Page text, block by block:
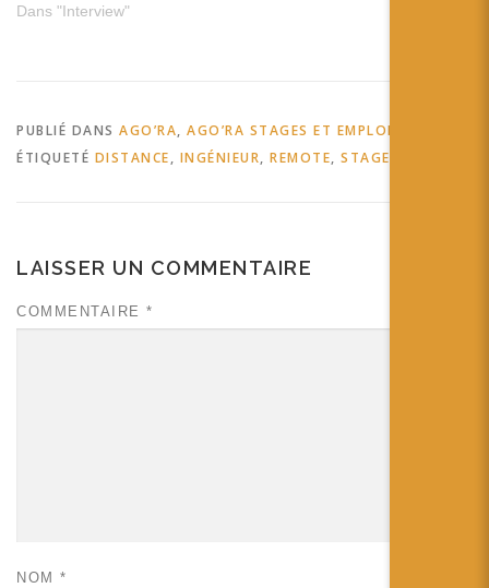
Dans "Interview"
PUBLIÉ DANS AGO’RA, AGO’RA STAGES ET EMPLOIS
ÉTIQUETÉ DISTANCE, INGÉNIEUR, REMOTE, STAGE
LAISSER UN COMMENTAIRE
COMMENTAIRE *
NOM *